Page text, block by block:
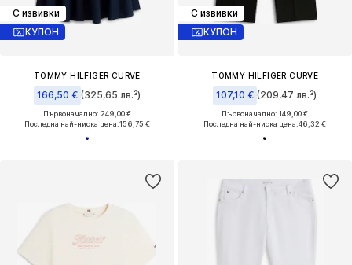
С извивки
КУПОН
TOMMY HILFIGER CURVE
166,50 € (325,65 лв.³)
Първоначално: 249,00 €
Последна най-ниска цена:156,75 €
С извивки
КУПОН
TOMMY HILFIGER CURVE
107,10 € (209,47 лв.³)
Първоначално: 149,00 €
Последна най-ниска цена:46,32 €